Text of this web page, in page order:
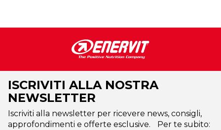
ISCRIVITI ALLA NOSTRA
NEWSLETTER
Iscriviti alla newsletter per ricevere news, consigli,
approfondimenti e offerte esclusive. Per te subito: